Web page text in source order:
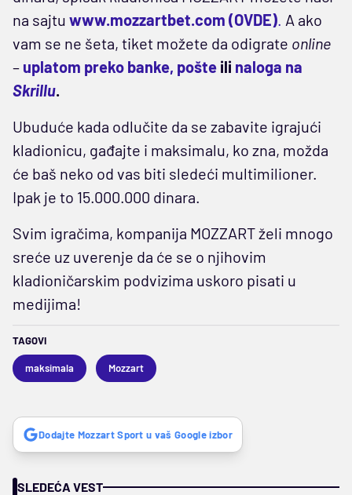
na sajtu www.mozzartbet.com (OVDE). A ako
vam se ne šeta, tiket možete da odigrate online
– uplatom preko banke, pošte ili naloga na
Skrillu.
Ubuduće kada odlučite da se zabavite igrajući
kladionicu, gađajte i maksimalu, ko zna, možda
će baš neko od vas biti sledeći multimilioner.
Ipak je to 15.000.000 dinara.
Svim igračima, kompanija MOZZART želi mnogo
sreće uz uverenje da će se o njihovim
kladioničarskim podvizima uskoro pisati u
medijima!
TAGOVI
maksimala Mozzart
Dodajte Mozzart Sport u vaš Google izbor
SLEDEĆA VEST